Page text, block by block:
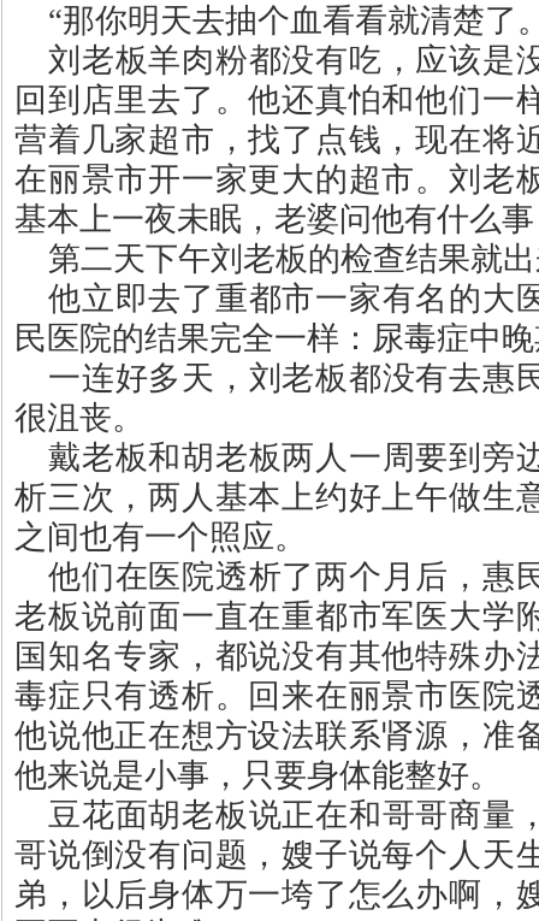
“那你明天去抽个血看看就清楚了
刘老板羊肉粉都没有吃，应该是
回到店里去了。他还真怕和他们一
营着几家超市，找了点钱，现在将
在丽景市开一家更大的超市。刘老
基本上一夜未眠，老婆问他有什么
第二天下午刘老板的检查结果就
他立即去了重都市一家有名的大
民医院的结果完全一样：尿毒症中
一连好多天，刘老板都没有去惠
很沮丧。
戴老板和胡老板两人一周要到旁
析三次，两人基本上约好上午做生
之间也有一个照应。
他们在医院透析了两个月后，惠
老板说前面一直在重都市军医大学
国知名专家，都说没有其他特殊办
毒症只有透析。回来在丽景市医院
他说他正在想方设法联系肾源，准
他来说是小事，只要身体能整好。
豆花面胡老板说正在和哥哥商量
哥说倒没有问题，嫂子说每个人天
弟，以后身体万一垮了怎么办啊，